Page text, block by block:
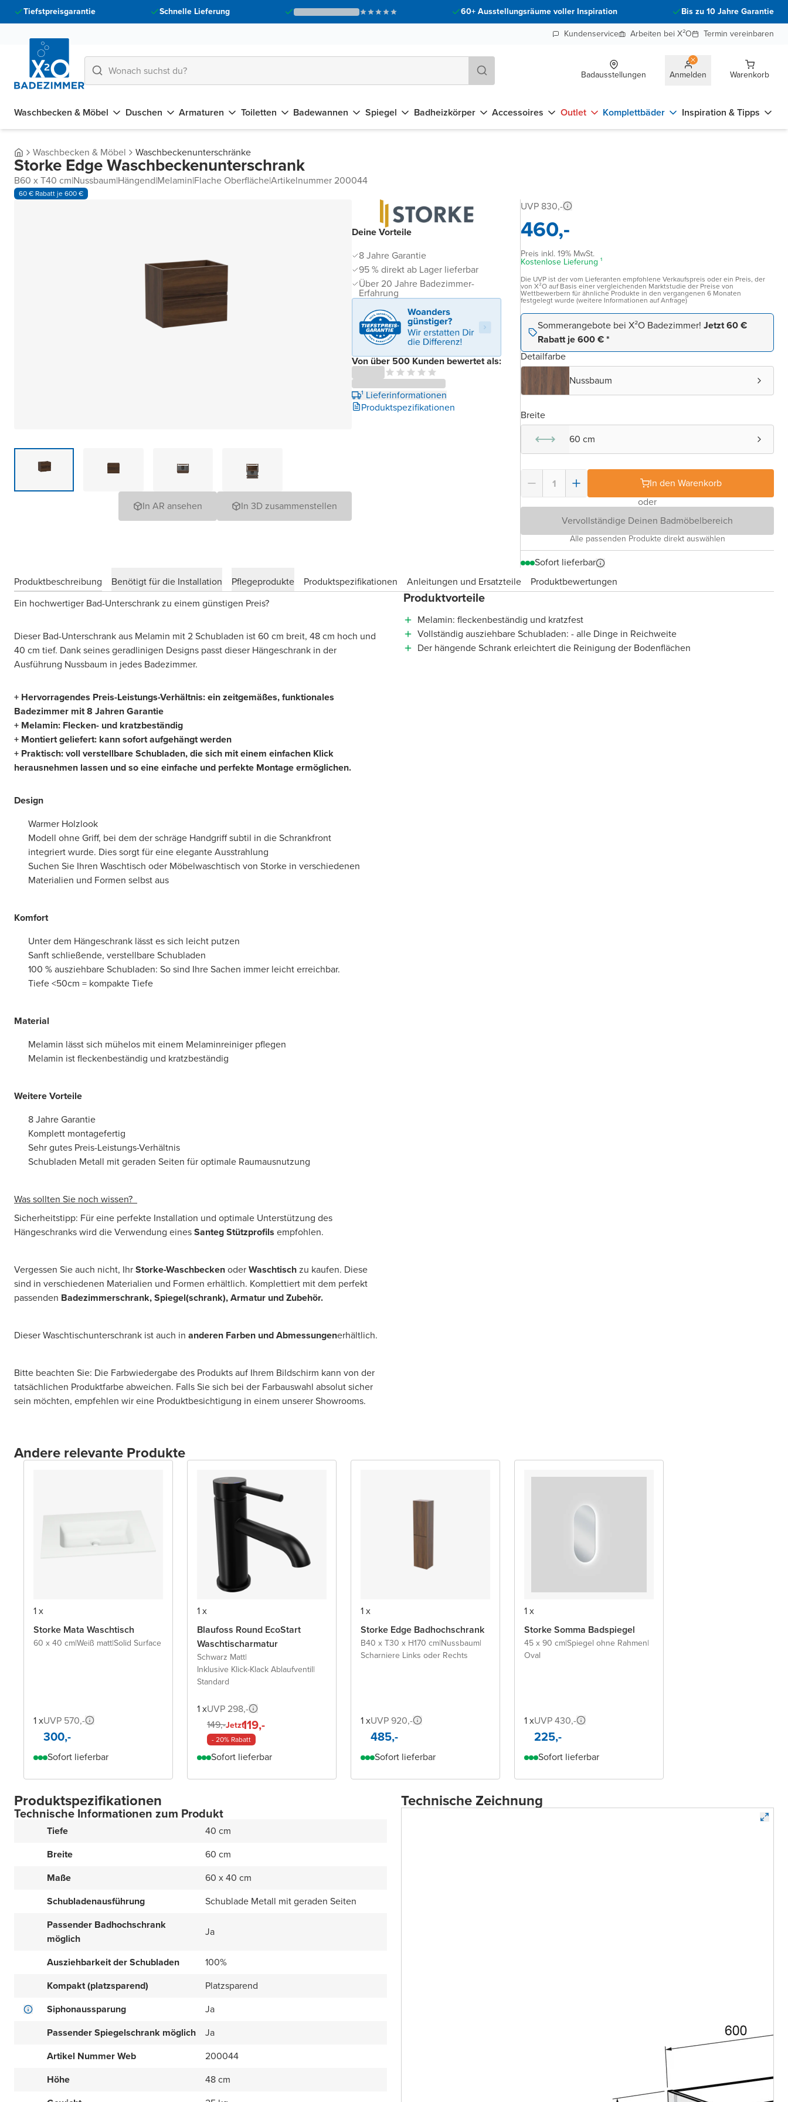
Tiefstpreisgarantie Schnelle Lieferung 60+ Ausstellungsräume voller Inspiration
Bis zu 10 Jahre Garantie
Kundenservice
Arbeiten bei X²O Termin vereinbaren
Badausstellungen Anmelden Warenkorb
Waschbecken & Möbel Duschen Armaturen Toiletten Badewannen Spiegel Badheizkörper Accessoires Outlet Komplettbäder Inspiration & Tipps
Waschbecken & Möbel Waschbeckenunterschränke
Storke Edge Waschbeckenunterschrank
B60 x T40 cm|Nussbaum|Hängend|Melamin|Flache Oberfläche|Artikelnummer 200044
60 € Rabatt je 600 €
In AR ansehen In 3D zusammenstellen
Deine Vorteile
8 Jahre Garantie
95 % direkt ab Lager lieferbar
Über 20 Jahre Badezimmer-
Erfahrung
Von über 500 Kunden bewertet als:
¹ Lieferinformationen
Produktspezifikationen
UVP 830,-
460,-
Preis inkl. 19% MwSt.
Kostenlose Lieferung ¹
Die UVP ist der vom Lieferanten empfohlene Verkaufspreis oder ein Preis, der
von X²O auf Basis einer vergleichenden Marktstudie der Preise von
Wettbewerbern für ähnliche Produkte in den vergangenen 6 Monaten
festgelegt wurde (weitere Informationen auf Anfrage)
Sommerangebote bei X²O Badezimmer! Jetzt 60 €
Rabatt je 600 € *
Detailfarbe
Nussbaum
Breite
60 cm
In den Warenkorb
oder
Vervollständige Deinen Badmöbelbereich
Alle passenden Produkte direkt auswählen
Sofort lieferbar
Produktbeschreibung
Benötigt für die Installation Pflegeprodukte Produktspezifikationen Anleitungen und Ersatzteile
Produktbewertungen
Ein hochwertiger Bad-Unterschrank zu einem günstigen Preis?
Dieser Bad-Unterschrank aus Melamin mit 2 Schubladen ist 60 cm breit, 48 cm hoch und
40 cm tief. Dank seines geradlinigen Designs passt dieser Hängeschrank in der
Ausführung Nussbaum in jedes Badezimmer.
+ Hervorragendes Preis-Leistungs-Verhältnis: ein zeitgemäßes, funktionales
Badezimmer mit 8 Jahren Garantie
+ Melamin: Flecken- und kratzbeständig
+ Montiert geliefert: kann sofort aufgehängt werden
+ Praktisch: voll verstellbare Schubladen, die sich mit einem einfachen Klick
herausnehmen lassen und so eine einfache und perfekte Montage ermöglichen.
Design
Warmer Holzlook
Modell ohne Griff, bei dem der schräge Handgriff subtil in die Schrankfront
integriert wurde. Dies sorgt für eine elegante Ausstrahlung
Suchen Sie Ihren Waschtisch oder Möbelwaschtisch von Storke in verschiedenen
Materialien und Formen selbst aus
Komfort
Unter dem Hängeschrank lässt es sich leicht putzen
Sanft schließende, verstellbare Schubladen
100 % ausziehbare Schubladen: So sind Ihre Sachen immer leicht erreichbar.
Tiefe <50cm = kompakte Tiefe
Material
Melamin lässt sich mühelos mit einem Melaminreiniger pflegen
Melamin ist fleckenbeständig und kratzbeständig
Weitere Vorteile
8 Jahre Garantie
Komplett montagefertig
Sehr gutes Preis-Leistungs-Verhältnis
Schubladen Metall mit geraden Seiten für optimale Raumausnutzung
Was sollten Sie noch wissen?
Sicherheitstipp: Für eine perfekte Installation und optimale Unterstützung des
Hängeschranks wird die Verwendung einesSanteg Stützprofils empfohlen.
Vergessen Sie auch nicht, IhrStorke-WaschbeckenoderWaschtischzu kaufen. Diese
sind in verschiedenen Materialien und Formen erhältlich. Komplettiert mit dem perfekt
passenden Badezimmerschrank, Spiegel(schrank), Armatur und Zubehör.
Dieser Waschtischunterschrank ist auch in anderen Farben und Abmessungenerhältlich.
Bitte beachten Sie: Die Farbwiedergabe des Produkts auf Ihrem Bildschirm kann von der
tatsächlichen Produktfarbe abweichen. Falls Sie sich bei der Farbauswahl absolut sicher
sein möchten, empfehlen wir eine Produktbesichtigung in einem unserer Showrooms.
Produktvorteile
Melamin: fleckenbeständig und kratzfest
Vollständig ausziehbare Schubladen: - alle Dinge in Reichweite
Der hängende Schrank erleichtert die Reinigung der Bodenflächen
Andere relevante Produkte
1 x
Storke Mata Waschtisch
60 x 40 cm|Weiß matt|Solid Surface
1 xUVP 570,-
300,-
Sofort lieferbar
1 x
Blaufoss Round EcoStart
Waschtischarmatur
Schwarz Matt|
Inklusive Klick-Klack Ablaufventil|
Standard
1 xUVP 298,-
149,-Jetzt119,-
- 20% Rabatt
Sofort lieferbar
1 x
Storke Edge Badhochschrank
B40 x T30 x H170 cm|Nussbaum|
Scharniere Links oder Rechts
1 xUVP 920,-
485,-
Sofort lieferbar
1 x
Storke Somma Badspiegel
45 x 90 cm|Spiegel ohne Rahmen|
Oval
1 xUVP 430,-
225,-
Sofort lieferbar
Produktspezifikationen
Technische Informationen zum Produkt
Tiefe
40 cm
Breite
60 cm
Maße
60 x 40 cm
Schubladenausführung
Schublade Metall mit geraden Seiten
Passender Badhochschrank
möglich
Ja
Ausziehbarkeit der Schubladen
100%
Kompakt (platzsparend)
Platzsparend
Siphonaussparung
Ja
Passender Spiegelschrank möglich
Ja
Artikel Nummer Web
200044
Höhe
48 cm
Technische Zeichnung